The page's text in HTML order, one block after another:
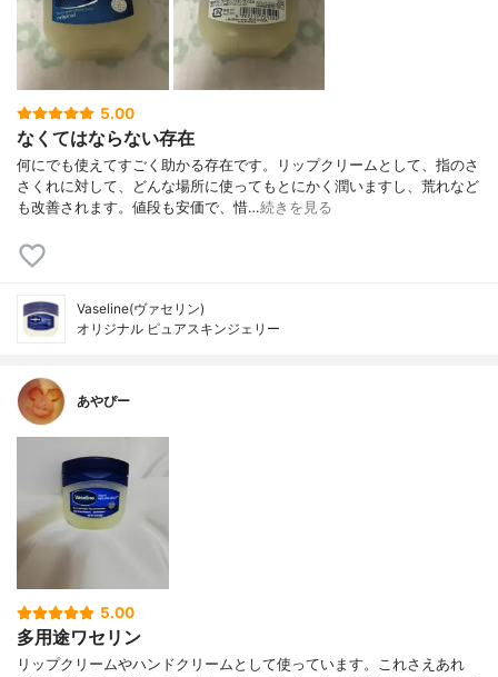
5.00
なくてはならない存在
何にでも使えてすごく助かる存在です。リップクリームとして、指のさ
さくれに対して、どんな場所に使ってもとにかく潤いますし、荒れなど
も改善されます。値段も安価で、惜…続きを見る
Vaseline(ヴァセリン)
オリジナル ピュアスキンジェリー
あやぴー
5.00
多用途ワセリン
リップクリームやハンドクリームとして使っています。これさえあれ